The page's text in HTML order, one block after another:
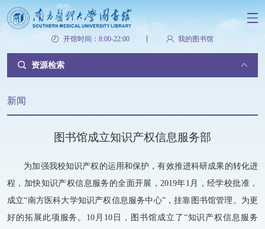
开馆时间：8:00-22:00 我的图书馆
资源检索
新闻
图书馆成立知识产权信息服务部
为加强我校知识产权的运用和保护，有效推进科研成果的转化进
程，加快知识产权信息服务的全面开展，2019年1月，经学校批准，
成立“南方医科大学知识产权信息服务中心”，挂靠图书馆管理。为更
好的拓展此项服务。10月10日，图书馆成立了“知识产权信息服务